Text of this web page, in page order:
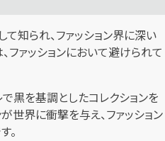
て知られ、ファッション界に深い
ファッションにおいて避けられて
黒を基調としたコレクションを
世界に衝撃を与え、ファッション
。